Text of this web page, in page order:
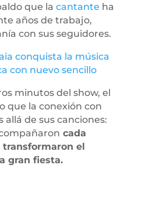
que la cantante ha
años de trabajo,
con sus seguidores.
conquista la música
con nuevo sencillo
minutos del show, el
que la conexión con
allá de sus canciones:
cada
el
gran fiesta.